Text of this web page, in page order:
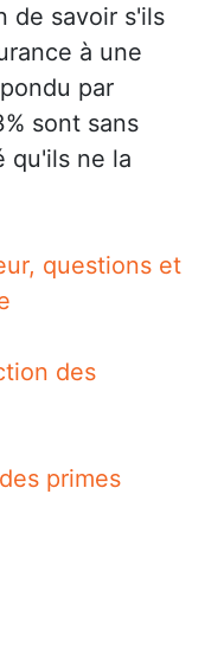
de savoir s'ils
à une
par
sont sans
qu'ils ne la
questions et
des
primes